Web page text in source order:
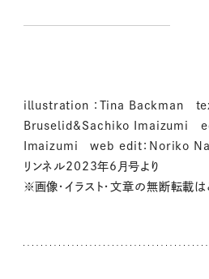
illustration ：Tina Backman
Bruselid&Sachiko Imaizumi
Imaizumi web edit：Noriko
リンネル2023年6月号より
※画像・イラスト・文章の無断転載は